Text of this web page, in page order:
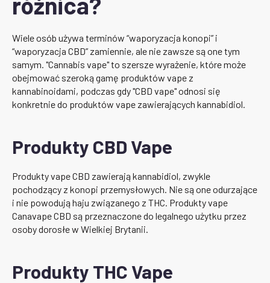
Wiele osób używa terminów “waporyzacja konopi” i
“waporyzacja CBD” zamiennie, ale nie zawsze są one tym
samym. "Cannabis vape" to szersze wyrażenie, które może
obejmować szeroką gamę produktów vape z
kannabinoidami, podczas gdy "CBD vape" odnosi się
konkretnie do produktów vape zawierających kannabidiol.
Produkty CBD Vape
Produkty vape CBD zawierają kannabidiol, zwykle
pochodzący z konopi przemysłowych. Nie są one odurzające
i nie powodują haju związanego z THC. Produkty vape
Canavape CBD są przeznaczone do legalnego użytku przez
osoby dorosłe w Wielkiej Brytanii.
Produkty THC Vape